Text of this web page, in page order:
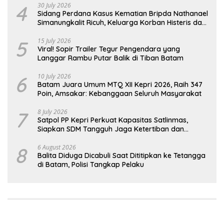
4 30 July 2026
Sidang Perdana Kasus Kematian Bripda Nathanael
Simanungkalit Ricuh, Keluarga Korban Histeris dan
5 15 July 2026
Viral! Sopir Trailer Tegur Pengendara yang
Langgar Rambu Putar Balik di Tiban Batam
6 10 July 2026
Batam Juara Umum MTQ XII Kepri 2026, Raih 347
Poin, Amsakar: Kebanggaan Seluruh Masyarakat
7 8 July 2026
Satpol PP Kepri Perkuat Kapasitas Satlinmas,
Siapkan SDM Tangguh Jaga Ketertiban dan
8 6 August 2026
Balita Diduga Dicabuli Saat Dititipkan ke Tetangga
di Batam, Polisi Tangkap Pelaku